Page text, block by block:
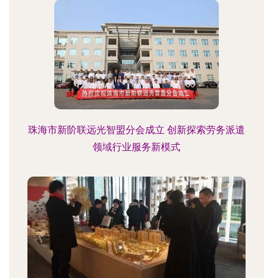
珠海市新阶联远光智盟分会成立 创新探索劳务派遣
领域行业服务新模式